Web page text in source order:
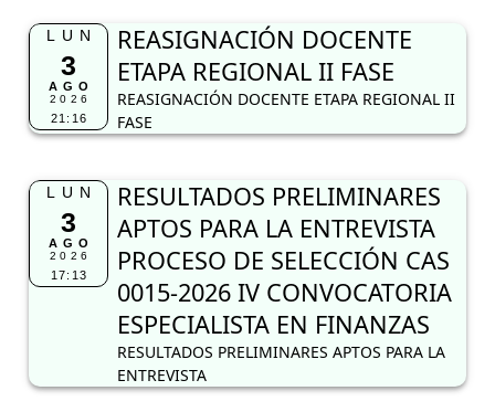
LUN
3
AGO
2026
21:16
REASIGNACIÓN DOCENTE
ETAPA REGIONAL II FASE
REASIGNACIÓN DOCENTE ETAPA REGIONAL II
FASE
LUN
3
AGO
2026
17:13
RESULTADOS PRELIMINARES
APTOS PARA LA ENTREVISTA
PROCESO DE SELECCIÓN CAS
0015-2026 IV CONVOCATORIA
ESPECIALISTA EN FINANZAS
RESULTADOS PRELIMINARES APTOS PARA LA
ENTREVISTA